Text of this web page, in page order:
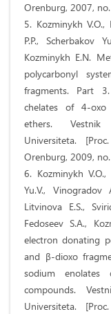
Orenburg, 2007,
5. Kozminykh
P.P., Scherbakov
Kozminykh E.N.
polycarbonyl
fragments. Part
chelates of 4-oxo
ethers. Vestnik
Universiteta.
Orenburg, 2009,
6. Kozminykh V.O.,
Yu.V., Vinogradov
Litvinova E.S.,
Fedoseev S.A.,
electron donating
and β-dioxo
sodium enolates
compounds.
Universiteta.